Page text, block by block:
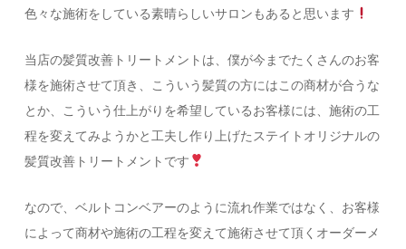
色々な施術をしている素晴らしいサロンもあると思います
当店の髪質改善トリートメントは、僕が今までたくさんのお客
様を施術させて頂き、こういう髪質の方にはこの商材が合うな
とか、こういう仕上がりを希望しているお客様には、施術の工
程を変えてみようかと工夫し作り上げたステイトオリジナルの
髪質改善トリートメントです
なので、ベルトコンベアーのように流れ作業ではなく、お客様
によって商材や施術の工程を変えて施術させて頂くオーダーメ